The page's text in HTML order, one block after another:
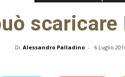
scaricare
Di Alessandro Palladino - 6 Luglio